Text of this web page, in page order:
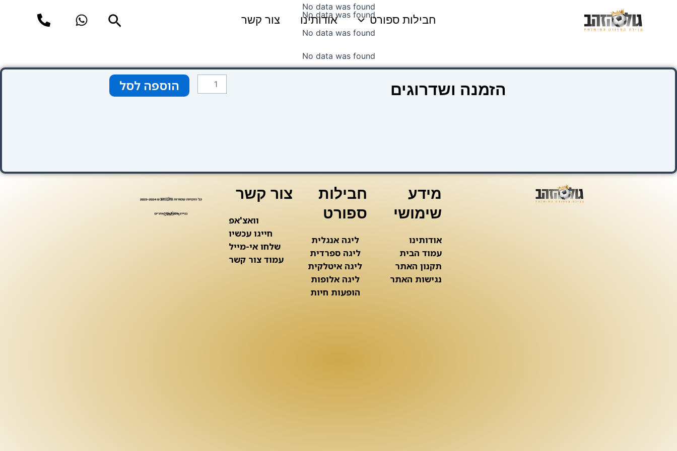
חבילות ספורט אודותינו צור קשר חיפוש
No data was found
No data was found
No data was found
No data was found
הזמנה ושדרוגים
כמות
של
צבע
הוספה לסל
מידע
שימושי
אודותינו
עמוד הבית
תקנון האתר
נגישות האתר
חבילות
ספורט
ליגה אנגלית
ליגה ספרדית
ליגה איטלקית
ליגה אלופות
הופעות חיות
צור קשר
וואצ'אפ
חייגו עכשיו
שלחו אי-מייל
עמוד צור קשר